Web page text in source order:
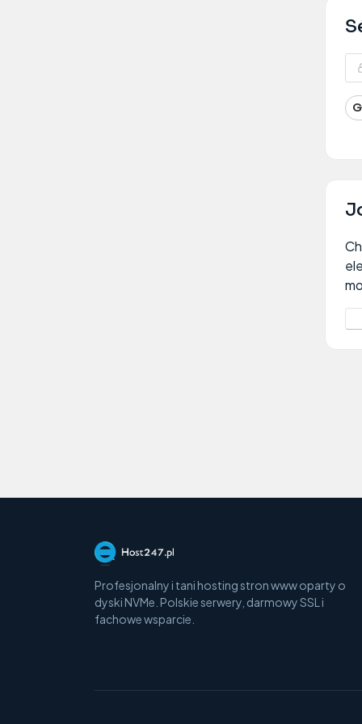
Profesjonalny i tani hosting stron www oparty o
dyski NVMe. Polskie serwery, darmowy SSL i
fachowe wsparcie.